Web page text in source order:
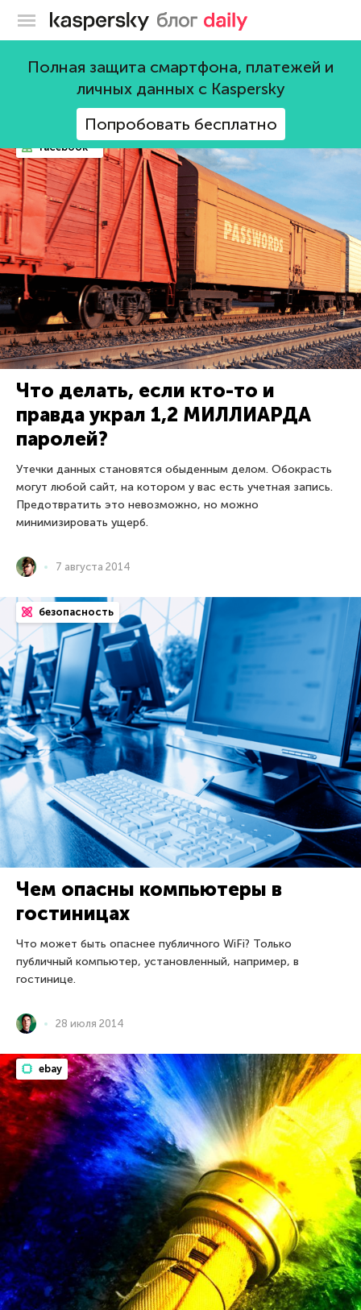
Блог Касперского
Полная защита смартфона, платежей и
личных данных с Kaspersky
Попробовать бесплатно
взлом
164 поста
facebook**
Что делать, если кто-то и
правда украл 1,2 МИЛЛИАРДА
паролей?
Утечки данных становятся обыденным делом. Обокрасть
могут любой сайт, на котором у вас есть учетная запись.
Предотвратить это невозможно, но можно
минимизировать ущерб.
7 августа 2014
безопасность
Чем опасны компьютеры в
гостиницах
Что может быть опаснее публичного WiFi? Только
публичный компьютер, установленный, например, в
гостинице.
28 июля 2014
ebay